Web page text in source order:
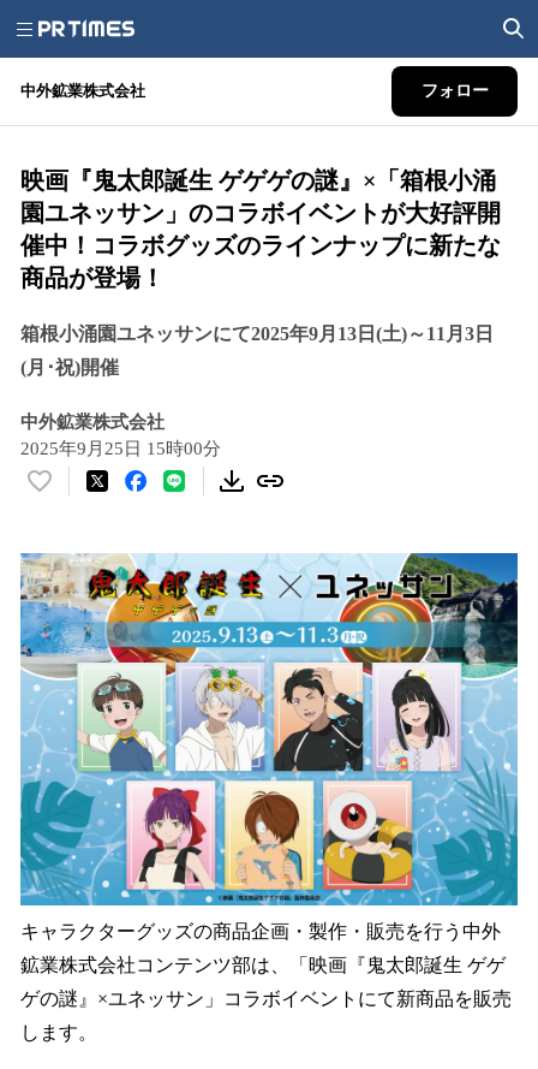
中外鉱業株式会社 フォロー
映画『鬼太郎誕生 ゲゲゲの謎』×「箱根小涌
園ユネッサン」のコラボイベントが大好評開
催中！コラボグッズのラインナップに新たな
商品が登場！
箱根小涌園ユネッサンにて2025年9月13日(土)～11月3日
(月･祝)開催
中外鉱業株式会社
2025年9月25日 15時00分
い
！
数
を
読
み
込
中
で
す
キャラクターグッズの商品企画・製作・販売を行う中外
鉱業株式会社コンテンツ部は、「映画『鬼太郎誕生 ゲゲ
ゲの謎』×ユネッサン」コラボイベントにて新商品を販売
します。